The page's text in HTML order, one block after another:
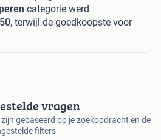
categorie werd
, terwijl de goedkoopste voor
vragen
gebaseerd op je zoekopdracht en de
filters